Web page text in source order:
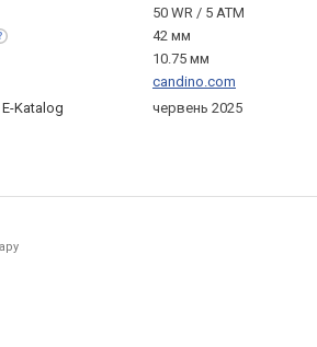
50 WR / 5 ATM
42 мм
10.75 мм
candino.com
Katalog
червень 2025